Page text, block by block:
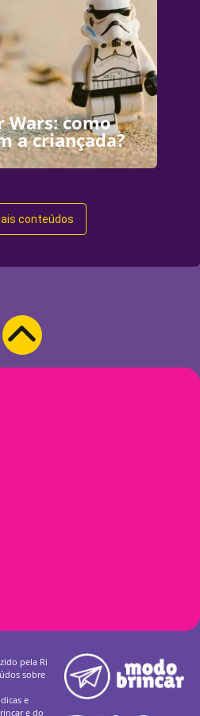
Wars: como
a criançada?
conteúdos
pela Ri
sobre
e
e do